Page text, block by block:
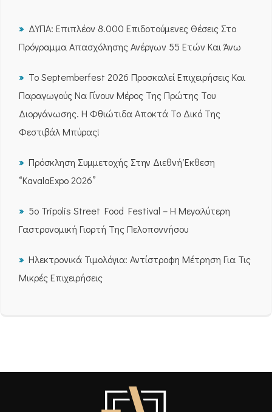
ΔΥΠΑ: Επιπλέον 8.000 Επιδοτούμενες Θέσεις Στο
Πρόγραμμα Απασχόλησης Ανέργων 55 Ετών Και Άνω
Το Septemberfest 2026 Προσκαλεί Επιχειρήσεις Και
Παραγωγούς Να Γίνουν Μέρος Της Πρώτης Του
Διοργάνωσης. Η Φθιώτιδα Αποκτά Το Δικό Της
Φεστιβάλ Μπύρας!
Πρόσκληση Συμμετοχής Στην Διεθνή Έκθεση
“KavalaExpo 2026”
5ο Tripolis Street Food Festival – Η Μεγαλύτερη
Γαστρονομική Γιορτή Της Πελοποννήσου
Ηλεκτρονικά Τιμολόγια: Αντίστροφη Μέτρηση Για Τις
Μικρές Επιχειρήσεις